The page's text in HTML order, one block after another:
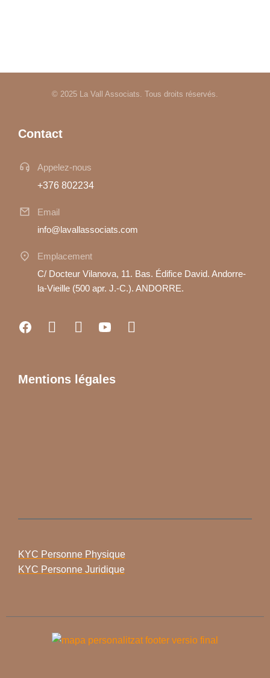
© 2025 La Vall Associats. Tous droits réservés.
Contact
Appelez-nous
+376 802234
Email
info@lavallassociats.com
Emplacement
C/ Docteur Vilanova, 11. Bas. Édifice David. Andorre-
la-Vieille (500 apr. J.-C.). ANDORRE.
Mentions légales
KYC Personne Physique
KYC Personne Juridique